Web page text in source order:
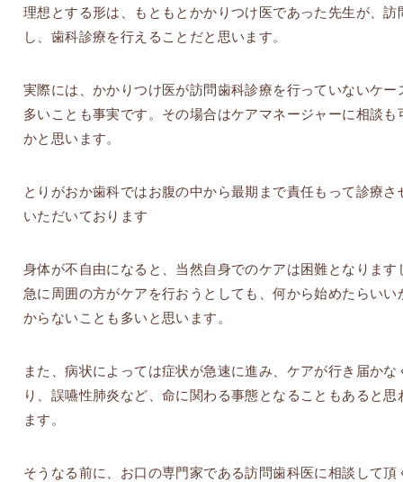
理想とする形は、もともとかかりつけ医であった先生が、訪
し、歯科診療を行えることだと思います。
実際には、かかりつけ医が訪問歯科診療を行っていないケー
多いことも事実です。その場合はケアマネージャーに相談も
かと思います。
とりがおか歯科ではお腹の中から最期まで責任もって診療さ
いただいております
身体が不自由になると、当然自身でのケアは困難となります
急に周囲の方がケアを行おうとしても、何から始めたらいい
からないことも多いと思います。
また、病状によっては症状が急速に進み、ケアが行き届かな
り、誤嚥性肺炎など、命に関わる事態となることもあると思
ます。
そうなる前に、お口の専門家である訪問歯科医に相談して頂